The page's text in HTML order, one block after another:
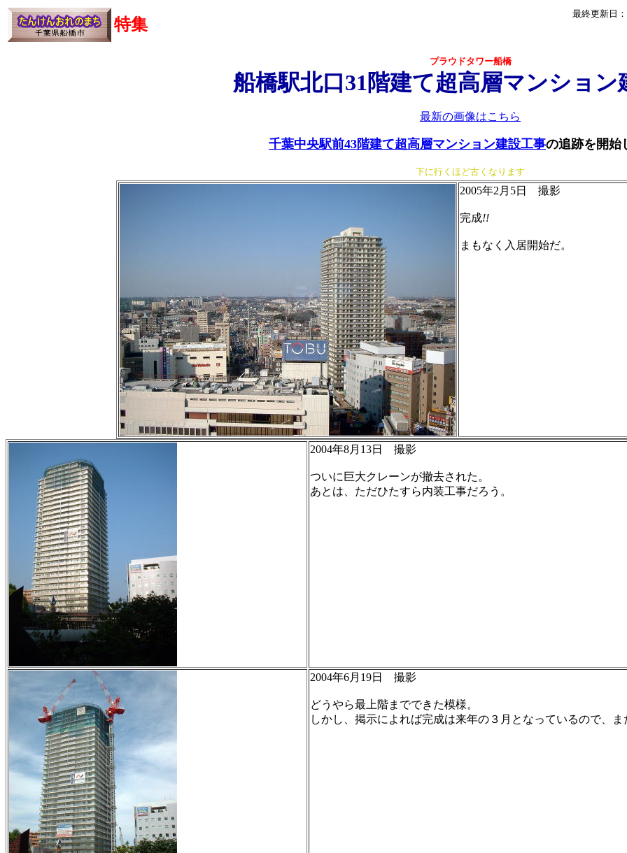
特集
最終更新日
プラウドタワー船橋
船橋駅北口31階建て超高層マンション
最新の画像はこちら
千葉中央駅前43階建て超高層マンション建設工事の追跡を開始
下に行くほど古くなります
2005年2月5日 撮影
完成!!
まもなく入居開始だ。
2004年8月13日 撮影
ついに巨大クレーンが撤去された。
あとは、ただひたすら内装工事だろう。
2004年6月19日 撮影
どうやら最上階までできた模様。
しかし、掲示によれば完成は来年の３月となっているので、ま